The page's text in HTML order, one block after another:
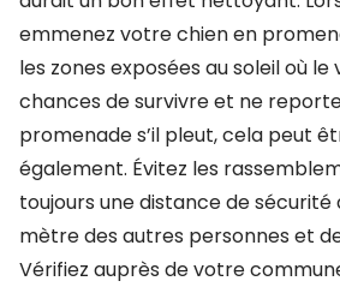
emmenez votre chien en
les zones exposées au soleil où le
chances de survivre et ne
promenade s’il pleut, cela peut
également. Évitez les
toujours une distance de sécurité
mètre des autres personnes et
Vérifiez auprès de votre